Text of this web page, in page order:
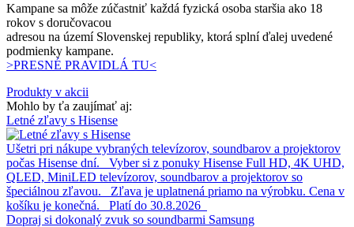
Kampane sa môže zúčastniť každá fyzická osoba staršia ako 18
rokov s doručovacou
adresou na území Slovenskej republiky, ktorá splní ďalej uvedené
podmienky kampane.
>PRESNÉ PRAVIDLÁ TU<
Produkty v akcii
Mohlo by ťa zaujímať aj:
Letné zľavy s Hisense
Ušetri pri nákupe vybraných televízorov, soundbarov a projektorov
počas Hisense dní. Vyber si z ponuky Hisense Full HD, 4K UHD,
QLED, MiniLED televízorov, soundbarov a projektorov so
špeciálnou zľavou. Zľava je uplatnená priamo na výrobku. Cena v
košíku je konečná. Platí do 30.8.2026
Dopraj si dokonalý zvuk so soundbarmi Samsung